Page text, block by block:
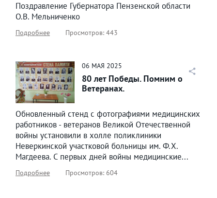
Поздравление Губернатора Пензенской области
О.В. Мельниченко
Подробнее Просмотров: 443
06 МАЯ 2025
80 лет Победы. Помним о
Ветеранах.
Обновленный стенд с фотографиями медицинских
работников - ветеранов Великой Отечественной
войны установили в холле поликлиники
Неверкинской участковой больницы им. Ф.Х.
Магдеева. С первых дней войны медицинские...
Подробнее Просмотров: 604